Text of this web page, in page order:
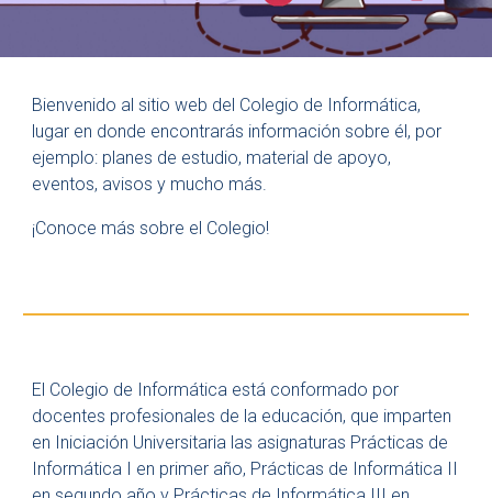
Bienvenido al sitio web del Colegio de Informática,
lugar en donde encontrarás información sobre él, por
ejemplo: planes de estudio, material de apoyo,
eventos, avisos y mucho más.
¡Conoce más sobre el Colegio!
El Colegio de Informática está conformado por
docentes profesionales de la educación, que imparten
en Iniciación Universitaria las asignaturas Prácticas de
Informática I en primer año, Prácticas de Informática II